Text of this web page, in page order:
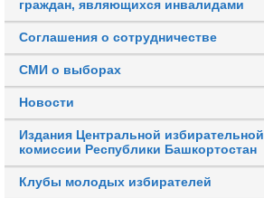
граждан, являющихся инвалидами
Соглашения о сотрудничестве
СМИ о выборах
Новости
Издания Центральной избирательной
комиссии Республики Башкортостан
Клубы молодых избирателей